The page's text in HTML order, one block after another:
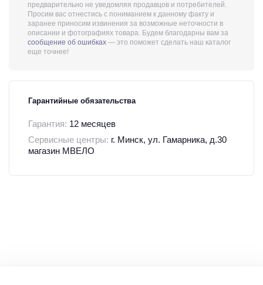
предварительно не уведомляя продавцов и потребителей.
Просим вас отнестись с пониманием к данному факту и
заранее приносим извинения за возможные неточности в
описании и фотографиях товара. Будем благодарны вам за
сообщение об ошибках — это поможет сделать наш каталог
еще точнее!
Гарантийные обязательства
Гарантия: 12 месяцев
Сервисные центры: г. Минск, ул. Гамарника, д.30
магазин МВЕЛО